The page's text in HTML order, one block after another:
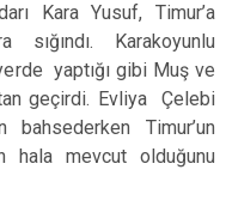
Kara Yusuf, Timur’a
sığındı. Karakoyunlu
yaptığı gibi Muş ve
geçirdi. Evliya Çelebi
bahsederken Timur’un
hala mevcut olduğunu